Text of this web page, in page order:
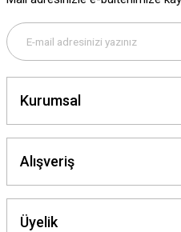
Kurumsal
Alışveriş
Üyelik